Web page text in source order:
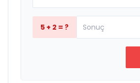
5 + 2 = ?